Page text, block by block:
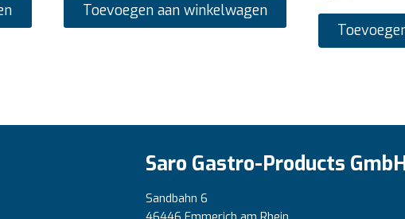
Toevoegen aan winkelwagen
Saro Gastro-Products
Sandbahn 6